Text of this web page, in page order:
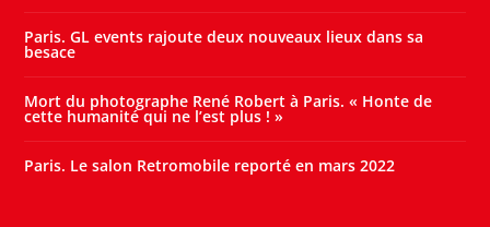
Paris. GL events rajoute deux nouveaux lieux dans sa
besace
Mort du photographe René Robert à Paris. « Honte de
cette humanité qui ne l’est plus ! »
Paris. Le salon Retromobile reporté en mars 2022